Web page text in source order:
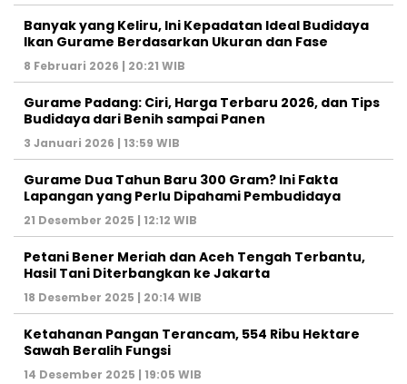
Banyak yang Keliru, Ini Kepadatan Ideal Budidaya
Ikan Gurame Berdasarkan Ukuran dan Fase
8 Februari 2026 | 20:21 WIB
Gurame Padang: Ciri, Harga Terbaru 2026, dan Tips
Budidaya dari Benih sampai Panen
3 Januari 2026 | 13:59 WIB
Gurame Dua Tahun Baru 300 Gram? Ini Fakta
Lapangan yang Perlu Dipahami Pembudidaya
21 Desember 2025 | 12:12 WIB
Petani Bener Meriah dan Aceh Tengah Terbantu,
Hasil Tani Diterbangkan ke Jakarta
18 Desember 2025 | 20:14 WIB
Ketahanan Pangan Terancam, 554 Ribu Hektare
Sawah Beralih Fungsi
14 Desember 2025 | 19:05 WIB